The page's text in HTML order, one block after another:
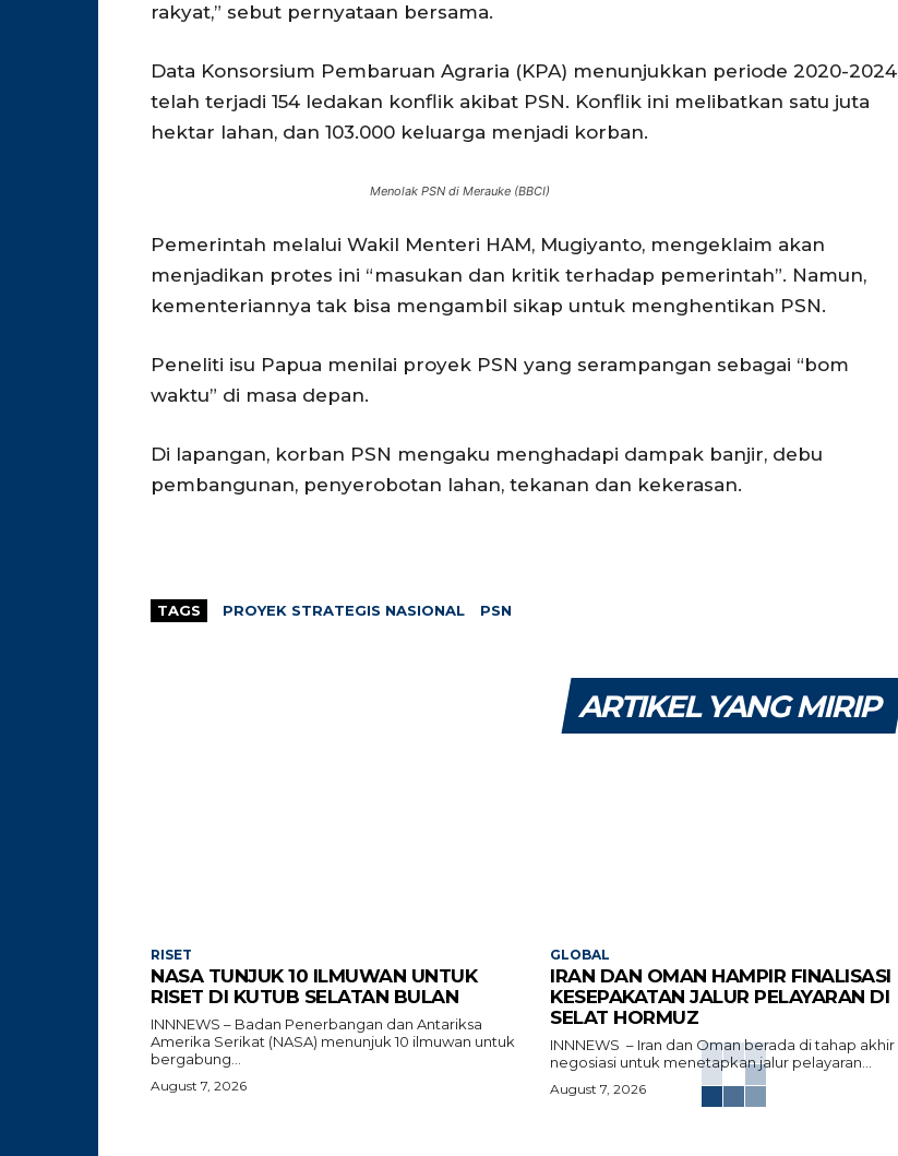
rakyat,” sebut pernyataan bersama.
Data Konsorsium Pembaruan Agraria (KPA) menunjukkan periode 2020-2024
telah terjadi 154 ledakan konflik akibat PSN. Konflik ini melibatkan satu juta
hektar lahan, dan 103.000 keluarga menjadi korban.
Menolak PSN di Merauke (BBCI)
Pemerintah melalui Wakil Menteri HAM, Mugiyanto, mengeklaim akan
menjadikan protes ini “masukan dan kritik terhadap pemerintah”. Namun,
kementeriannya tak bisa mengambil sikap untuk menghentikan PSN.
Peneliti isu Papua menilai proyek PSN yang serampangan sebagai “bom
waktu” di masa depan.
Di lapangan, korban PSN mengaku menghadapi dampak banjir, debu
pembangunan, penyerobotan lahan, tekanan dan kekerasan.
TAGS PROYEK STRATEGIS NASIONAL PSN
ARTIKEL YANG MIRIP
RISET
NASA TUNJUK 10 ILMUWAN UNTUK
RISET DI KUTUB SELATAN BULAN
INNNEWS – Badan Penerbangan dan Antariksa
Amerika Serikat (NASA) menunjuk 10 ilmuwan untuk
bergabung...
August 7, 2026
GLOBAL
IRAN DAN OMAN HAMPIR FINALISASI
KESEPAKATAN JALUR PELAYARAN DI
SELAT HORMUZ
INNNEWS – Iran dan Oman berada di tahap akhir
negosiasi untuk menetapkan jalur pelayaran...
August 7, 2026